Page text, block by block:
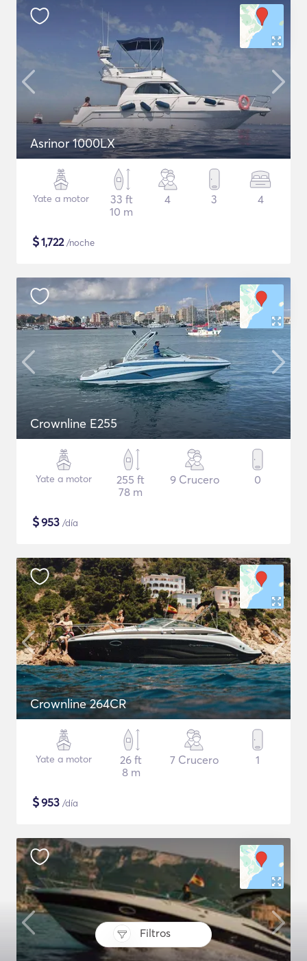
Filtros
Asrinor 1000LX
Yate a motor
33 ft
10 m
4 3 4
$1,722/noche
Crownline E255
Yate a motor
255 ft
78 m
9 Crucero 0
$953 /día
Crownline 264CR
Yate a motor
26 ft
8 m
7 Crucero 1
$953 /día